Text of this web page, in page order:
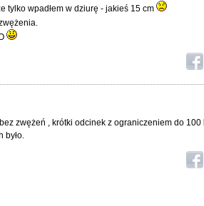
tylko wpadłem w dziurę - jakieś 15 cm
zwężeń , krótki odcinek z ograniczeniem do 100
było.